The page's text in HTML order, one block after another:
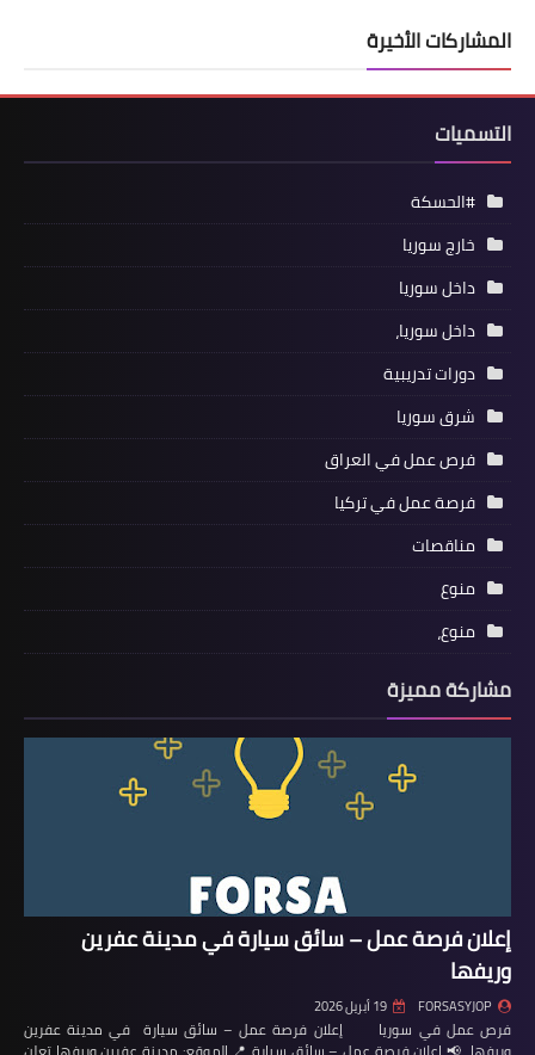
المشاركات الأخيرة
التسميات
#الحسكة
خارج سوريا
داخل سوريا
داخل سوريا،
دورات تدريبية
شرق سوريا
فرص عمل في العراق
فرصة عمل في تركيا
مناقصات
منوع
منوع،
مشاركة مميزة
إعلان فرصة عمل – سائق سيارة في مدينة عفرين
وريفها
FORSASYJOP 19 أبريل 2026
فرص عمل في سوريا إعلان فرصة عمل – سائق سيارة في مدينة عفرين